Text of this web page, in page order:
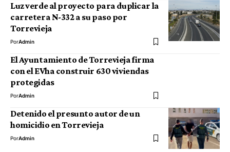
Luz verde al proyecto para duplicar la
carretera N-332 a su paso por
Torrevieja
PorAdmin
El Ayuntamiento de Torrevieja firma
con el EVha construir 630 viviendas
protegidas
PorAdmin
Detenido el presunto autor de un
homicidio en Torrevieja
PorAdmin